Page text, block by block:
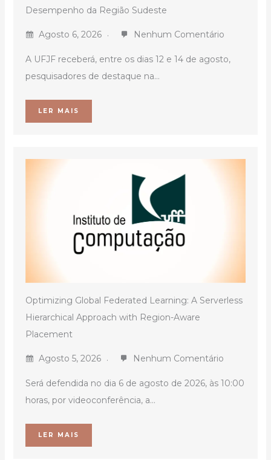
Desempenho da Região Sudeste
Agosto 6, 2026 Nenhum Comentário
A UFJF receberá, entre os dias 12 e 14 de agosto,
pesquisadores de destaque na...
LER MAIS
Optimizing Global Federated Learning: A Serverless
Hierarchical Approach with Region-Aware
Placement
Agosto 5, 2026 Nenhum Comentário
Será defendida no dia 6 de agosto de 2026, às 10:00
horas, por videoconferência, a...
LER MAIS